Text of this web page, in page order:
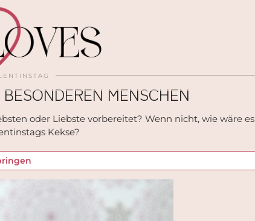
MENSCHEN
oder Liebste vorbereitet? Wenn nicht, wie wäre es
Kekse?